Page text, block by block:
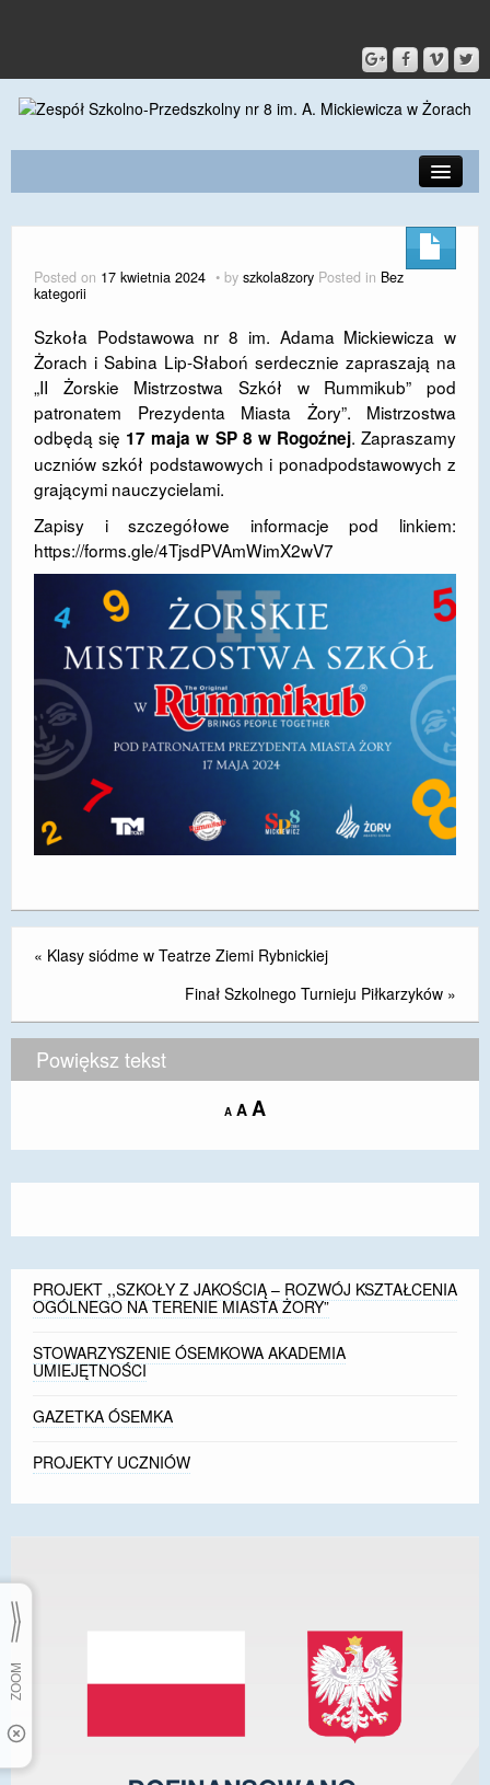
KONTAKT
DLA RODZICÓW I UCZNIÓW
DLA PRACOWNIKÓW
GALERIA
SPORT
DOSTĘPNOŚĆ
POLITYKA PRYWATNOŚCI
RODO
EGZAMIN ÓSMOKLASISTY
STANDARDY OCHRONY MAŁOLETNICH
PROJEKT ,,SZKOŁY Z JAKOŚCIĄ – ROZWÓJ
KSZTAŁCENIA OGÓLNEGO NA TERENIE MIASTA
ŻORY”
REKRUTACJA 2026/2027
Posted on 17 kwietnia 2024 by szkola8zory Posted in Bez
kategorii
Szkoła Podstawowa nr 8 im. Adama Mickiewicza w
Żorach i Sabina Lip-Słaboń serdecznie zapraszają na
„II Żorskie Mistrzostwa Szkół w Rummikub” pod
patronatem Prezydenta Miasta Żory”. Mistrzostwa
odbędą się 17 maja w SP 8 w Rogoźnej. Zapraszamy
uczniów szkół podstawowych i ponadpodstawowych z
grającymi nauczycielami.
Zapisy i szczegółowe informacje pod linkiem:
https://forms.gle/4TjsdPVAmWimX2wV7
« Klasy siódme w Teatrze Ziemi Rybnickiej
Finał Szkolnego Turnieju Piłkarzyków »
Powiększ tekst
A Decrease
size.
A Reset
size.
AIncrease
size.
PROJEKT ,,SZKOŁY Z JAKOŚCIĄ – ROZWÓJ KSZTAŁCENIA
OGÓLNEGO NA TERENIE MIASTA ŻORY”
STOWARZYSZENIE ÓSEMKOWA AKADEMIA
UMIEJĘTNOŚCI
GAZETKA ÓSEMKA
PROJEKTY UCZNIÓW